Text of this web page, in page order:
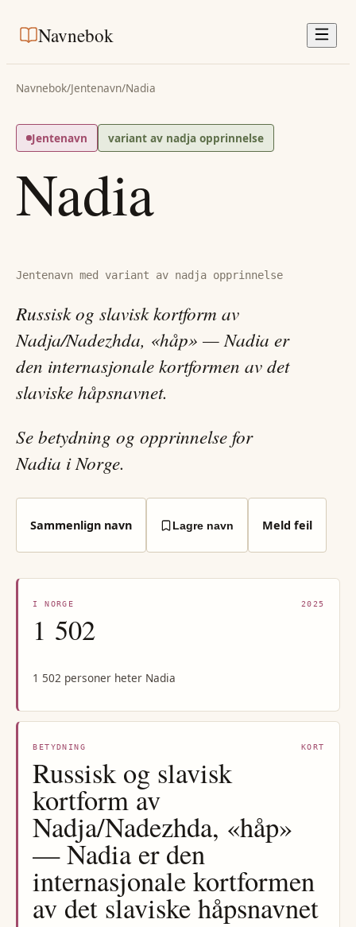
Navnebok
Navnebok/Jentenavn/Nadia
Jentenavn variant av nadja opprinnelse
Nadia
Jentenavn med variant av nadja opprinnelse
Russisk og slavisk kortform av
Nadja/Nadezhda, «håp» — Nadia er
den internasjonale kortformen av det
slaviske håpsnavnet.
Se betydning og opprinnelse for
Nadia i Norge.
Sammenlign navn Lagre navn Meld feil
I NORGE 2025
1 502
1 502 personer heter Nadia
BETYDNING KORT
Russisk og slavisk
kortform av
Nadja/Nadezhda, «håp»
— Nadia er den
internasjonale kortformen
av det slaviske håpsnavnet